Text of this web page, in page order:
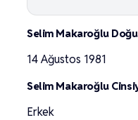
Selim Makaroğlu
14 Ağustos 1981
Selim Makaroğlu
Erkek